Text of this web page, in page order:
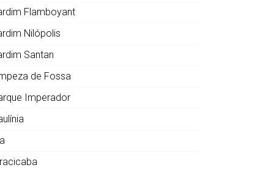
Flamboyant
Nilópolis
Santan
de Fossa
Imperador